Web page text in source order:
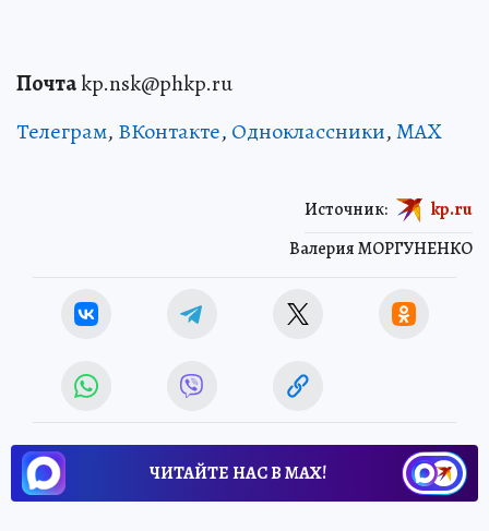
Почтаkp.nsk@phkp.ru
Телеграм, ВКонтакте, Одноклассники,MAX
Валерия МОРГУНЕНКО
Источник: kp.ru
ЧИТАЙТЕ НАС В МАХ!